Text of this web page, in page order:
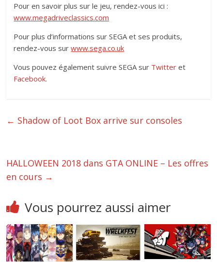
Pour en savoir plus sur le jeu, rendez-vous ici :
www.megadriveclassics.com
Pour plus d’informations sur SEGA et ses produits,
rendez-vous surwww.sega.co.uk
Vous pouvez également suivre SEGA sur Twitter et
Facebook.
← Shadow of Loot Box arrive sur consoles
HALLOWEEN 2018 dans GTA ONLINE – Les offres
en cours →
Vous pourrez aussi aimer